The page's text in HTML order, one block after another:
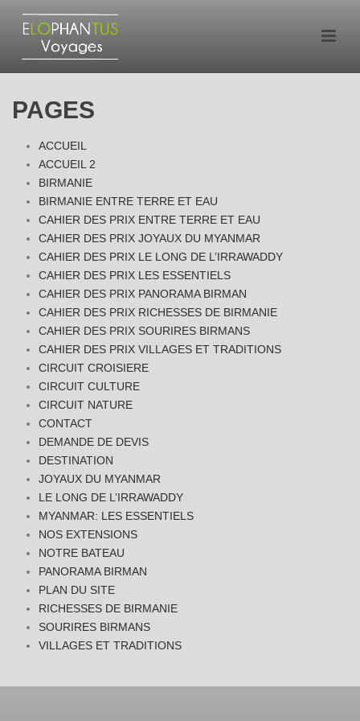
PAGES
ACCUEIL
ACCUEIL 2
BIRMANIE
BIRMANIE ENTRE TERRE ET EAU
CAHIER DES PRIX ENTRE TERRE ET EAU
CAHIER DES PRIX JOYAUX DU MYANMAR
CAHIER DES PRIX LE LONG DE L’IRRAWADDY
CAHIER DES PRIX LES ESSENTIELS
CAHIER DES PRIX PANORAMA BIRMAN
CAHIER DES PRIX RICHESSES DE BIRMANIE
CAHIER DES PRIX SOURIRES BIRMANS
CAHIER DES PRIX VILLAGES ET TRADITIONS
CIRCUIT CROISIERE
CIRCUIT CULTURE
CIRCUIT NATURE
CONTACT
DEMANDE DE DEVIS
DESTINATION
JOYAUX DU MYANMAR
LE LONG DE L’IRRAWADDY
MYANMAR: LES ESSENTIELS
NOS EXTENSIONS
NOTRE BATEAU
PANORAMA BIRMAN
PLAN DU SITE
RICHESSES DE BIRMANIE
SOURIRES BIRMANS
VILLAGES ET TRADITIONS